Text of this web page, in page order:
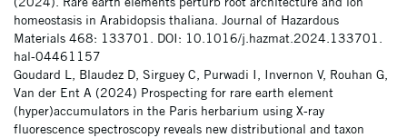
homeostasis in Arabidopsis thaliana. Journal of Hazardous
Materials 468: 133701. DOI: 10.1016/j.hazmat.2024.133701.
hal-04461157
Goudard L, Blaudez D, Sirguey C, Purwadi I, Invernon V, Rouhan G,
Van der Ent A (2024) Prospecting for rare earth element
(hyper)accumulators in the Paris herbarium using X-ray
fluorescence spectroscopy reveals new distributional and taxon